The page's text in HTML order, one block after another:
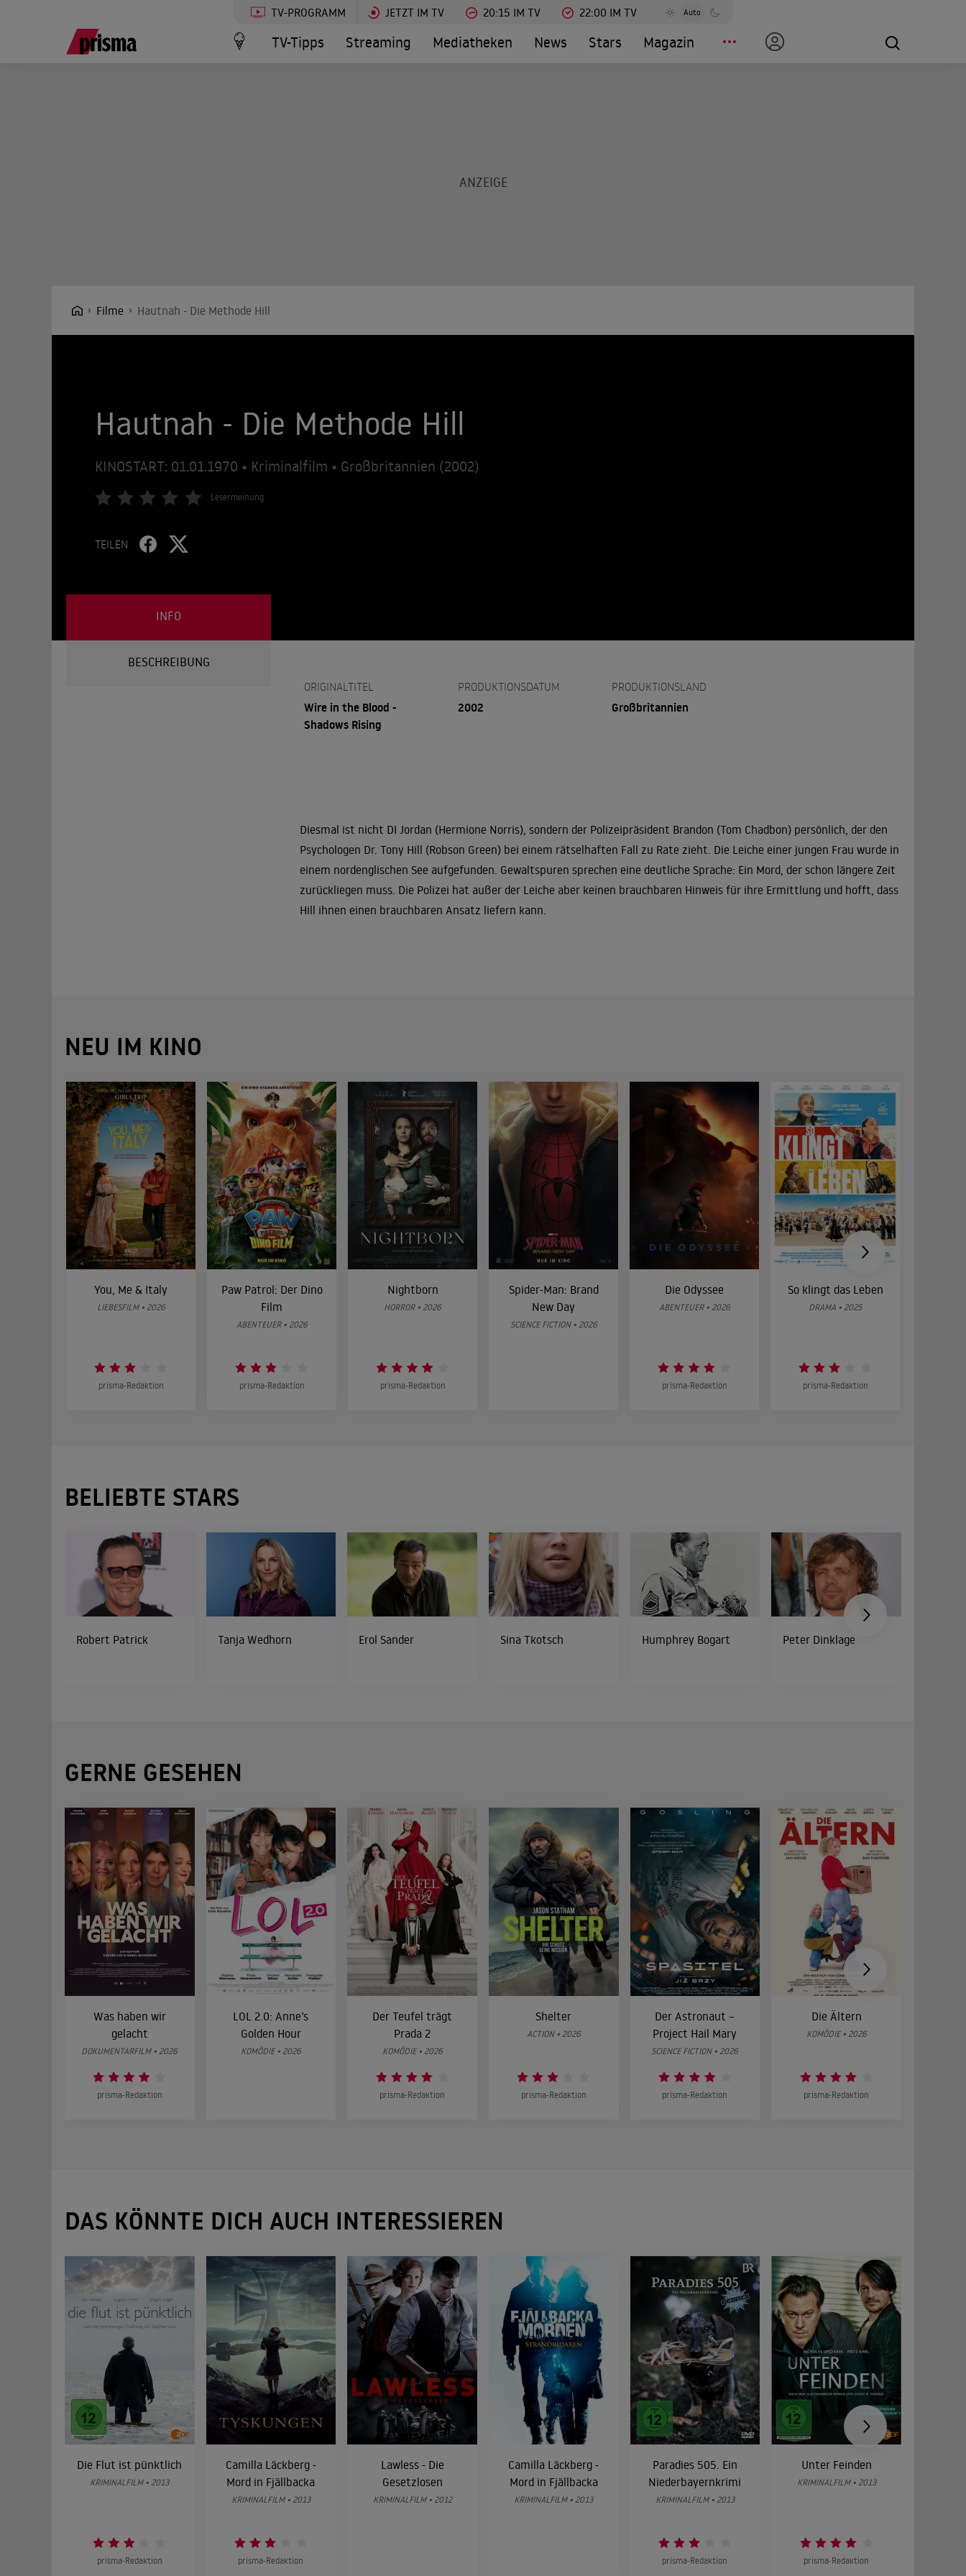
TV-PROGRAMM JETZT IM TV 20:15 IM TV 22:00 IM TV Auto
TV-Tipps Streaming Mediatheken News Stars Magazin
Filme Hautnah - Die Methode Hill
Hautnah - Die Methode Hill
KINOSTART: 01.01.1970 • Kriminalfilm • Großbritannien (2002)
Lesermeinung
TEILEN
INFO
BESCHREIBUNG
ORIGINALTITEL
Wire in the Blood -
Shadows Rising
PRODUKTIONSDATUM
2002
PRODUKTIONSLAND
Großbritannien
Diesmal ist nicht DI Jordan (Hermione Norris), sondern der Polizeipräsident Brandon (Tom Chadbon) persönlich, der den
Psychologen Dr. Tony Hill (Robson Green) bei einem rätselhaften Fall zu Rate zieht. Die Leiche einer jungen Frau wurde in
einem nordenglischen See aufgefunden. Gewaltspuren sprechen eine deutliche Sprache: Ein Mord, der schon längere Zeit
zurückliegen muss. Die Polizei hat außer der Leiche aber keinen brauchbaren Hinweis für ihre Ermittlung und hofft, dass
Hill ihnen einen brauchbaren Ansatz liefern kann.
NEU IM KINO
You, Me & Italy
LIEBESFILM • 2026
prisma-Redaktion
Paw Patrol: Der Dino
Film
ABENTEUER • 2026
prisma-Redaktion
Nightborn
HORROR • 2026
prisma-Redaktion
Spider-Man: Brand
New Day
SCIENCE FICTION • 2026
Die Odyssee
ABENTEUER • 2026
prisma-Redaktion
So klingt das Leben
DRAMA • 2025
prisma-Redaktion
BELIEBTE STARS
Robert Patrick Tanja Wedhorn Erol Sander Sina Tkotsch Humphrey Bogart Peter Dinklage
GERNE GESEHEN
Was haben wir
gelacht
DOKUMENTARFILM • 2026
prisma-Redaktion
LOL 2.0: Anne’s
Golden Hour
KOMÖDIE • 2026
Der Teufel trägt
Prada 2
KOMÖDIE • 2026
prisma-Redaktion
Shelter
ACTION • 2026
prisma-Redaktion
Der Astronaut –
Project Hail Mary
SCIENCE FICTION • 2026
prisma-Redaktion
Die Ältern
KOMÖDIE • 2026
prisma-Redaktion
DAS KÖNNTE DICH AUCH INTERESSIEREN
Die Flut ist pünktlich
KRIMINALFILM • 2013
prisma-Redaktion
Camilla Läckberg -
Mord in Fjällbacka
KRIMINALFILM • 2013
prisma-Redaktion
Lawless - Die
Gesetzlosen
KRIMINALFILM • 2012
Camilla Läckberg -
Mord in Fjällbacka
KRIMINALFILM • 2013
Paradies 505. Ein
Niederbayernkrimi
KRIMINALFILM • 2013
prisma-Redaktion
Unter Feinden
KRIMINALFILM • 2013
prisma-Redaktion